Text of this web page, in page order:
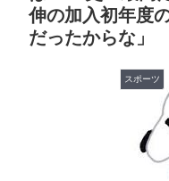
んだよ」
▶ 【韓国サッカー】性
海外「この日本ア
人が予測不可能で
は・・・？ 海外の
韓国人「韓国のイ
伸の加入初年度
だったからな」
スポーツ